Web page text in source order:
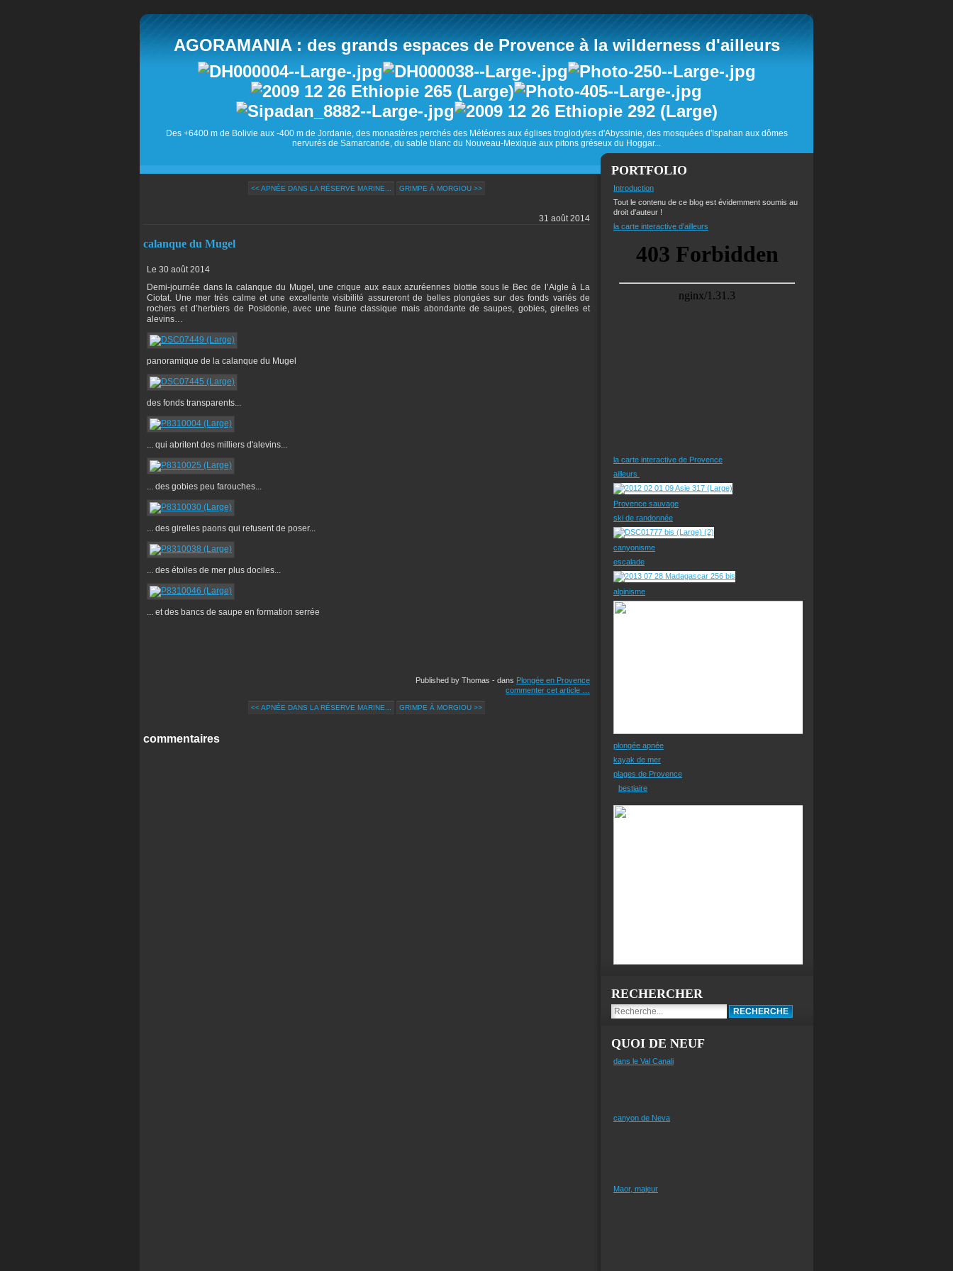
AGORAMANIA : des grands espaces de Provence à la wilderness d'ailleurs
Des +6400 m de Bolivie aux -400 m de Jordanie, des monastères perchés des Météores aux églises troglodytes d'Abyssinie, des mosquées d'Ispahan aux dômes
nervurés de Samarcande, du sable blanc du Nouveau-Mexique aux pitons gréseux du Hoggar...
<< APNÉE DANS LA RÉSERVE MARINE... GRIMPE À MORGIOU >>
31 août 2014
calanque du Mugel
Le 30 août 2014
Demi-journée dans la calanque du Mugel, une crique aux eaux azuréennes blottie sous le Bec de l’Aigle à La
Ciotat. Une mer très calme et une excellente visibilité assureront de belles plongées sur des fonds variés de
rochers et d’herbiers de Posidonie, avec une faune classique mais abondante de saupes, gobies, girelles et
alevins…
panoramique de la calanque du Mugel
des fonds transparents...
... qui abritent des milliers d'alevins...
... des gobies peu farouches...
... des girelles paons qui refusent de poser...
... des étoiles de mer plus dociles...
... et des bancs de saupe en formation serrée
Published by Thomas - dans Plongée en Provence
commenter cet article
<< APNÉE DANS LA RÉSERVE MARINE... GRIMPE À MORGIOU >>
commentaires
PORTFOLIO
Introduction
Tout le contenu de ce blog est évidemment soumis au
droit d'auteur !
la carte interactive d'ailleurs
la carte interactive de Provence
ailleurs
Provence sauvage
ski de randonnée
canyonisme
escalade
alpinisme
plongée apnée
kayak de mer
plages de Provence
bestiaire
RECHERCHER
QUOI DE NEUF
dans le Val Canali
canyon de Neva
Maor, majeur